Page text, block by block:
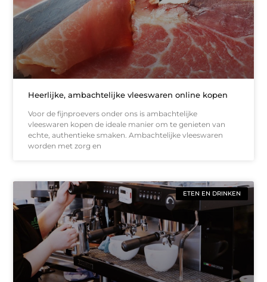
Heerlijke, ambachtelijke vleeswaren online kopen
Voor de fijnproevers onder ons is ambachtelijke
vleeswaren kopen de ideale manier om te genieten van
echte, authentieke smaken. Ambachtelijke vleeswaren
worden met zorg en
ETEN EN DRINKEN